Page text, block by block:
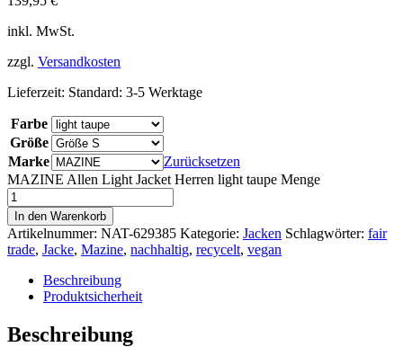
inkl. MwSt.
zzgl. Versandkosten
Lieferzeit: Standard: 3-5 Werktage
Farbe
Größe
Marke
Zurücksetzen
MAZINE Allen Light Jacket Herren light taupe Menge
In den Warenkorb
Artikelnummer: NAT-629385 Kategorie: Jacken Schlagwörter: fair
trade, Jacke, Mazine, nachhaltig, recycelt, vegan
Beschreibung
Produktsicherheit
Beschreibung